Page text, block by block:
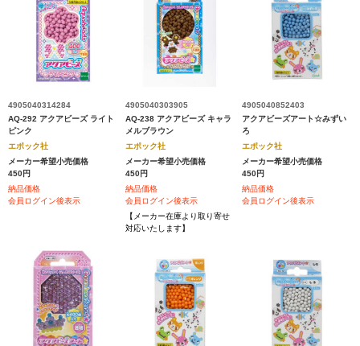
4905040314284
AQ-292 アクアビーズ ライト
ピンク
エポック社
メーカー希望小売価格
450円
納品価格
会員ログイン後表示
4905040303905
AQ-238 アクアビーズ キャラ
メルブラウン
エポック社
メーカー希望小売価格
450円
納品価格
会員ログイン後表示
【メーカー在庫より取り寄せ
対応いたします】
4905040852403
アクアビーズアート☆みずい
ろ
エポック社
メーカー希望小売価格
450円
納品価格
会員ログイン後表示